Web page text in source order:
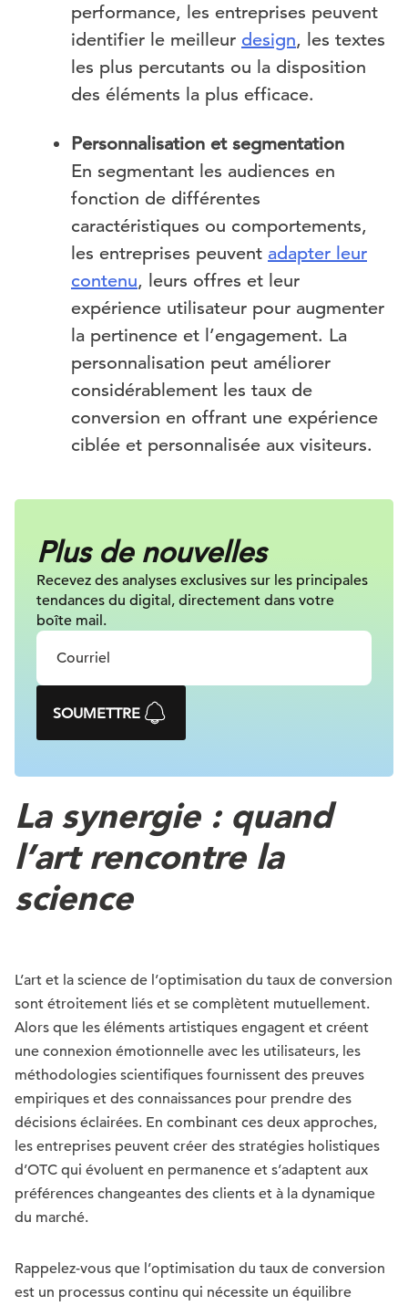
performance, les entreprises peuvent
identifier le meilleur design, les textes
les plus percutants ou la disposition
des éléments la plus efficace.
Personnalisation et segmentation
En segmentant les audiences en
fonction de différentes
caractéristiques ou comportements,
les entreprises peuvent adapter leur
contenu, leurs offres et leur
expérience utilisateur pour augmenter
la pertinence et l’engagement. La
personnalisation peut améliorer
considérablement les taux de
conversion en offrant une expérience
ciblée et personnalisée aux visiteurs.
Plus de nouvelles
Recevez des analyses exclusives sur les principales
tendances du digital, directement dans votre
boîte mail.
SOUMETTRE
La synergie : quand
l’art rencontre la
science
L’art et la science de l’optimisation du taux de conversion
sont étroitement liés et se complètent mutuellement.
Alors que les éléments artistiques engagent et créent
une connexion émotionnelle avec les utilisateurs, les
méthodologies scientifiques fournissent des preuves
empiriques et des connaissances pour prendre des
décisions éclairées. En combinant ces deux approches,
les entreprises peuvent créer des stratégies holistiques
d’OTC qui évoluent en permanence et s’adaptent aux
préférences changeantes des clients et à la dynamique
du marché.
Rappelez-vous que l’optimisation du taux de conversion
est un processus continu qui nécessite un équilibre